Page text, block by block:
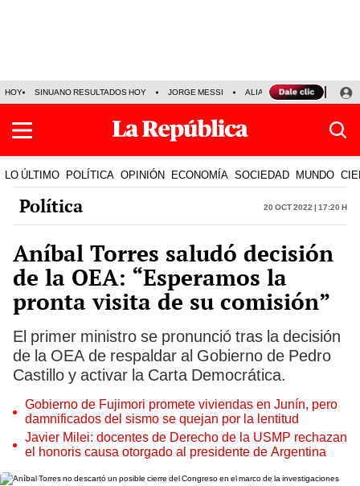
HOY SINUANO RESULTADOS HOY JORGE MESSI ALIANZA LIMA VS SPORT
LO ÚLTIMO POLÍTICA OPINIÓN ECONOMÍA SOCIEDAD MUNDO
Política 20 Oct 2022 | 17:20 h
Aníbal Torres saludó decisión
de la OEA: “Esperamos la
pronta visita de su comisión”
El primer ministro se pronunció tras la decisión
de la OEA de respaldar al Gobierno de Pedro
Castillo y activar la Carta Democrática.
Gobierno de Fujimori promete viviendas en Junín, pero
damnificados del sismo se quejan por la lentitud
Javier Milei: docentes de Derecho de la USMP rechazan
el honoris causa otorgado al presidente de Argentina